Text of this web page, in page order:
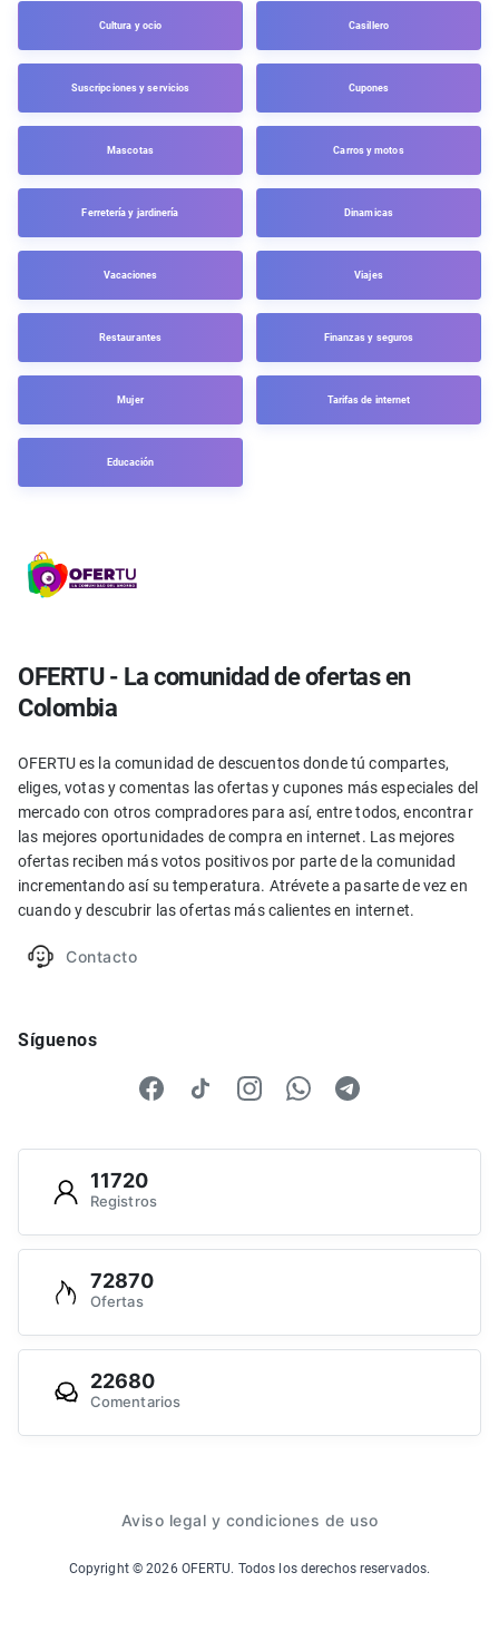
Cultura y ocio Casillero
Suscripciones y servicios Cupones
Mascotas Carros y motos
Ferretería y jardinería Dinamicas
Vacaciones Viajes
Restaurantes Finanzas y seguros
Mujer Tarifas de internet
Educación
OFERTU - La comunidad de ofertas en
Colombia
OFERTU es la comunidad de descuentos donde tú compartes,
eliges, votas y comentas las ofertas y cupones más especiales del
mercado con otros compradores para así, entre todos, encontrar
las mejores oportunidades de compra en internet. Las mejores
ofertas reciben más votos positivos por parte de la comunidad
incrementando así su temperatura. Atrévete a pasarte de vez en
cuando y descubrir las ofertas más calientes en internet.
Contacto
Síguenos
11720
Registros
72870
Ofertas
22680
Comentarios
Aviso legal y condiciones de uso
Copyright ©2026 OFERTU. Todos los derechos reservados.